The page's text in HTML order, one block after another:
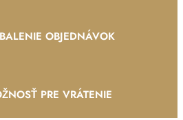
OBJEDNÁVOK
PRE VRÁTENIE